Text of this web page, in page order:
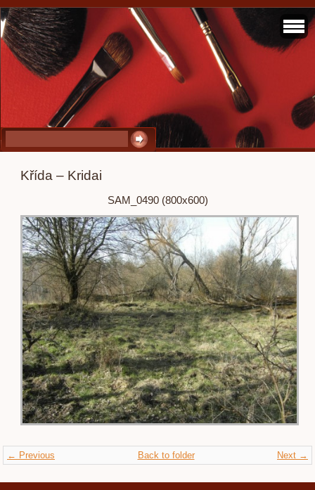
Křída – Kridai
SAM_0490 (800x600)
← Previous Next →
Back to folder